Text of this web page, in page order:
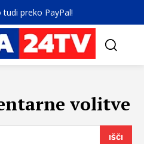
preko PayPal!
volitve
IŠČI